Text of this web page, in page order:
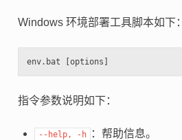
Windows 环境部署工具脚本如下：
指令参数说明如下：
--help, -h ：帮助信息。